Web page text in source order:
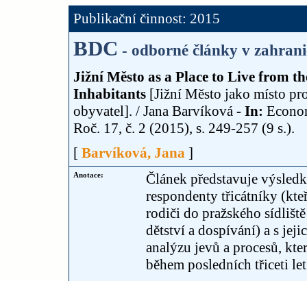
Publikační činnost: 2015
BDC - odborné články v
Jižní Město as a Place to Live from
Inhabitants [Jižní Město jako místo
obyvatel]. / Jana Barvíková - In:
Roč. 17, č. 2 (2015), s. 249-257 (9 s.).
[ Barvíková, Jana ]
Anotace:
Článek představuje
respondenty třicátníky
rodiči do pražského
dětství a dospívání) a s
analýzu jevů a procesů,
během posledních třiceti